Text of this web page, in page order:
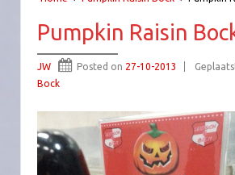
Pumpkin Raisin
JW Posted on 27-10-2013
Bock